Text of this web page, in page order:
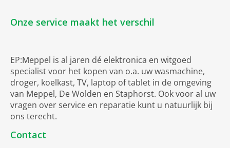
Onze service maakt het verschil
EP:Meppel is al jaren dé elektronica en witgoed
specialist voor het kopen van o.a. uw wasmachine,
droger, koelkast, TV, laptop of tablet in de omgeving
van Meppel, De Wolden en Staphorst. Ook voor al uw
vragen over service en reparatie kunt u natuurlijk bij
ons terecht.
Contact